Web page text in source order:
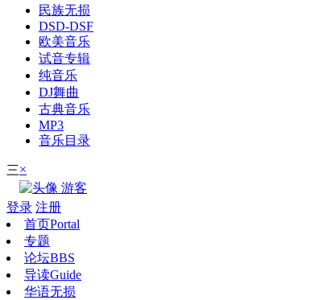
民族无损
DSD-DSF
欧美音乐
试音专辑
纯音乐
DJ舞曲
古典音乐
MP3
音乐目录
三×
游客
登录 注册
首页Portal
专题
论坛BBS
导读Guide
华语无损